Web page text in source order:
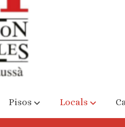
Pisos Locals